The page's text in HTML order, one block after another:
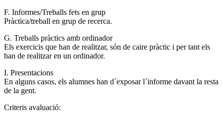
F. Informes/Treballs fets en grup
Pràctica/treball en grup de recerca.
G. Treballs pràctics amb ordinador
Els exercicis que han de realitzar, són de caire pràctic i per tant els
han de realitzar en un ordinador.
I. Presentacions
En alguns casos, els alumnes han d´exposar l´informe davant la resta
de la gent.
Criteris avaluació: